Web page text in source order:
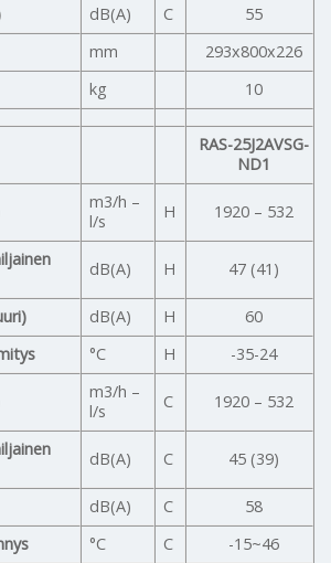
dB(A) C
55
mm
293x800x226
kg 10
RAS-25J2AVSG-
ND1
m3/h –
l/s
H 1920 – 532
dB(A) H 47 (41)
dB(A) H
60
°C H -35-24
m3/h –
l/s
C 1920 – 532
dB(A) C 45 (39)
dB(A) C
58
°C C
-15~46